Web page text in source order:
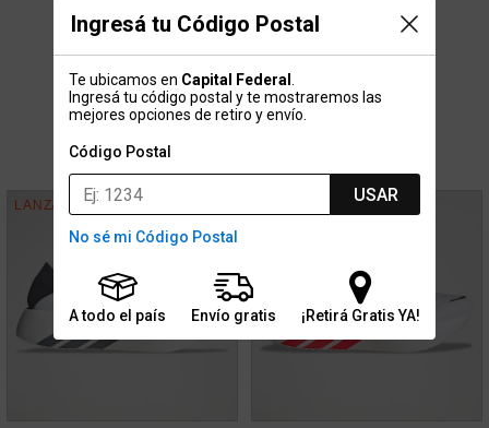
Ingresá tu Código Postal
Te ubicamos en Capital Federal
Ingresá tu código postal y te mostraremos las
mejores opciones de retiro y envío.
Código Postal
USAR
No sé mi Código Postal
A todo el país Envío gratis ¡Retirá Gratis YA!
LANZAMIENTOS
LANZAMIENTO LANZAMIENTO